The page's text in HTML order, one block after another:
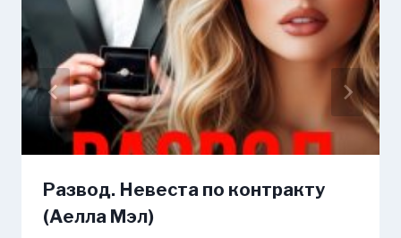
Развод. Невеста по контракту
(Аелла Мэл)